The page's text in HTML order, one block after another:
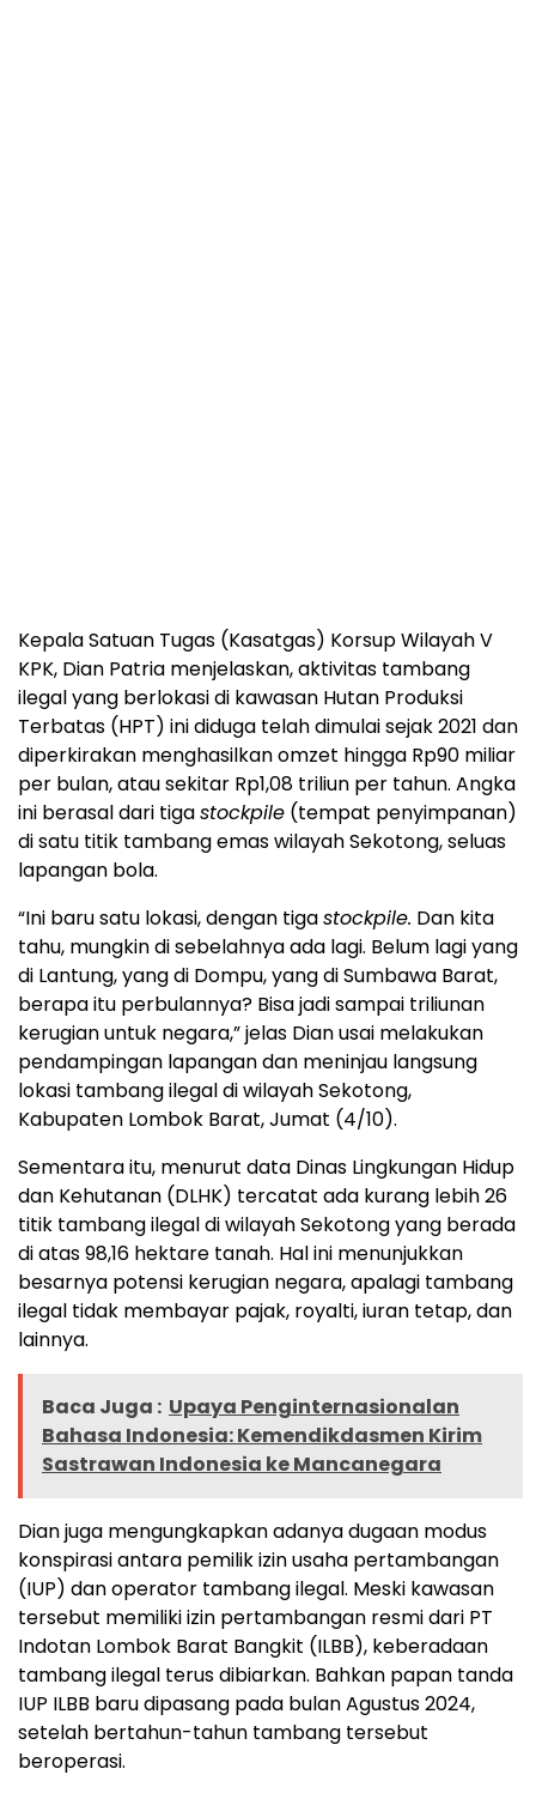
Kepala Satuan Tugas (Kasatgas) Korsup Wilayah V
KPK, Dian Patria menjelaskan, aktivitas tambang
ilegal yang berlokasi di kawasan Hutan Produksi
Terbatas (HPT) ini diduga telah dimulai sejak 2021 dan
diperkirakan menghasilkan omzet hingga Rp90 miliar
per bulan, atau sekitar Rp1,08 triliun per tahun. Angka
ini berasal dari tigastockpile (tempat penyimpanan)
di satu titik tambang emas wilayah Sekotong, seluas
lapangan bola.
“Ini baru satu lokasi, dengan tigastockpile. Dan kita
tahu, mungkin di sebelahnya ada lagi. Belum lagi yang
di Lantung, yang di Dompu, yang di Sumbawa Barat,
berapa itu perbulannya? Bisa jadi sampai triliunan
kerugian untuk negara,” jelas Dian usai melakukan
pendampingan lapangan dan meninjau langsung
lokasi tambang ilegal di wilayah Sekotong,
Kabupaten Lombok Barat, Jumat (4/10).
Sementara itu, menurut data Dinas Lingkungan Hidup
dan Kehutanan (DLHK) tercatat ada kurang lebih 26
titik tambang ilegal di wilayah Sekotong yang berada
di atas 98,16 hektare tanah. Hal ini menunjukkan
besarnya potensi kerugian negara, apalagi tambang
ilegal tidak membayar pajak, royalti, iuran tetap, dan
lainnya.
Baca Juga : Upaya Penginternasionalan
Bahasa Indonesia: Kemendikdasmen Kirim
Sastrawan Indonesia ke Mancanegara
Dian juga mengungkapkan adanya dugaan modus
konspirasi antara pemilik izin usaha pertambangan
(IUP) dan operator tambang ilegal. Meski kawasan
tersebut memiliki izin pertambangan resmi dari PT
Indotan Lombok Barat Bangkit (ILBB), keberadaan
tambang ilegal terus dibiarkan. Bahkan papan tanda
IUP ILBB baru dipasang pada bulan Agustus 2024,
setelah bertahun-tahun tambang tersebut
beroperasi.